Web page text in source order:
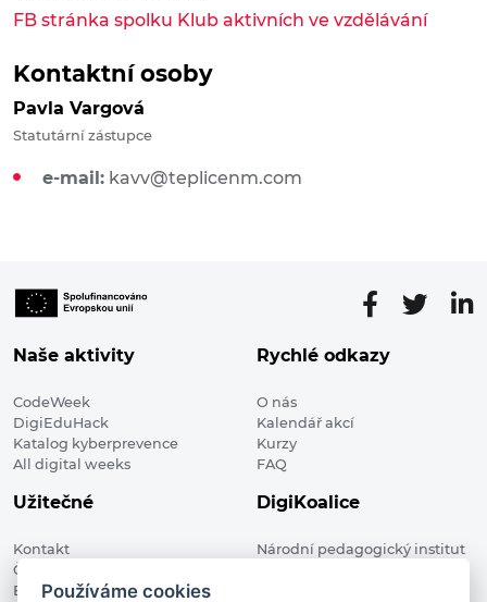
FB stránka spolku Klub aktivních ve vzdělávání
Kontaktní osoby
Pavla Vargová
Statutární zástupce
e-mail: kavv@teplicenm.com
Naše aktivity
CodeWeek
DigiEduHack
Katalog kyberprevence
All digital weeks
Rychlé odkazy
O nás
Kalendář akcí
Kurzy
FAQ
Užitečné
Kontakt
Členské organizace
Blog
DigiKoalice
Národní pedagogický institut
Používáme cookies